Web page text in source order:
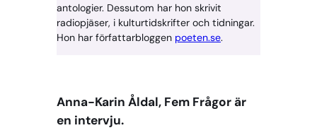
antologier. Dessutom har hon skrivit
radiopjäser, i kulturtidskrifter och tidningar.
Hon har författarbloggen poeten.se.
Anna-Karin Åldal, Fem Frågor är
en intervju.